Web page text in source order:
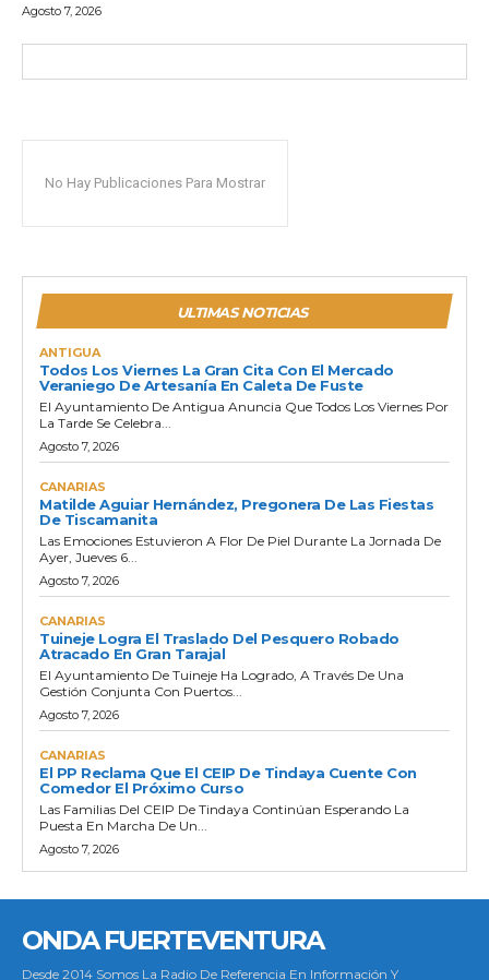
Agosto 7, 2026
No Hay Publicaciones Para Mostrar
ULTIMAS NOTICIAS
ANTIGUA
Todos Los Viernes La Gran Cita Con El Mercado
Veraniego De Artesanía En Caleta De Fuste
El Ayuntamiento De Antigua Anuncia Que Todos Los Viernes Por
La Tarde Se Celebra...
Agosto 7, 2026
CANARIAS
Matilde Aguiar Hernández, Pregonera De Las Fiestas
De Tiscamanita
Las Emociones Estuvieron A Flor De Piel Durante La Jornada De
Ayer, Jueves 6...
Agosto 7, 2026
CANARIAS
Tuineje Logra El Traslado Del Pesquero Robado
Atracado En Gran Tarajal
El Ayuntamiento De Tuineje Ha Logrado, A Través De Una
Gestión Conjunta Con Puertos...
Agosto 7, 2026
CANARIAS
El PP Reclama Que El CEIP De Tindaya Cuente Con
Comedor El Próximo Curso
Las Familias Del CEIP De Tindaya Continúan Esperando La
Puesta En Marcha De Un...
Agosto 7, 2026
ONDA FUERTEVENTURA
Desde 2014 Somos La Radio De Referencia En Información Y